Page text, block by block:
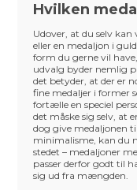
Hvilken
Udover, at du selv
eller en medaljon i
form du gerne vil
udvalg byder nemlig
det betyder, at der er
fine medaljer i former
fortælle en speciel
det måske sig selv, at
dog give medaljonen
minimalisme, kan du
stedet – medaljoner
passer derfor godt til
sig ud fra mængden.